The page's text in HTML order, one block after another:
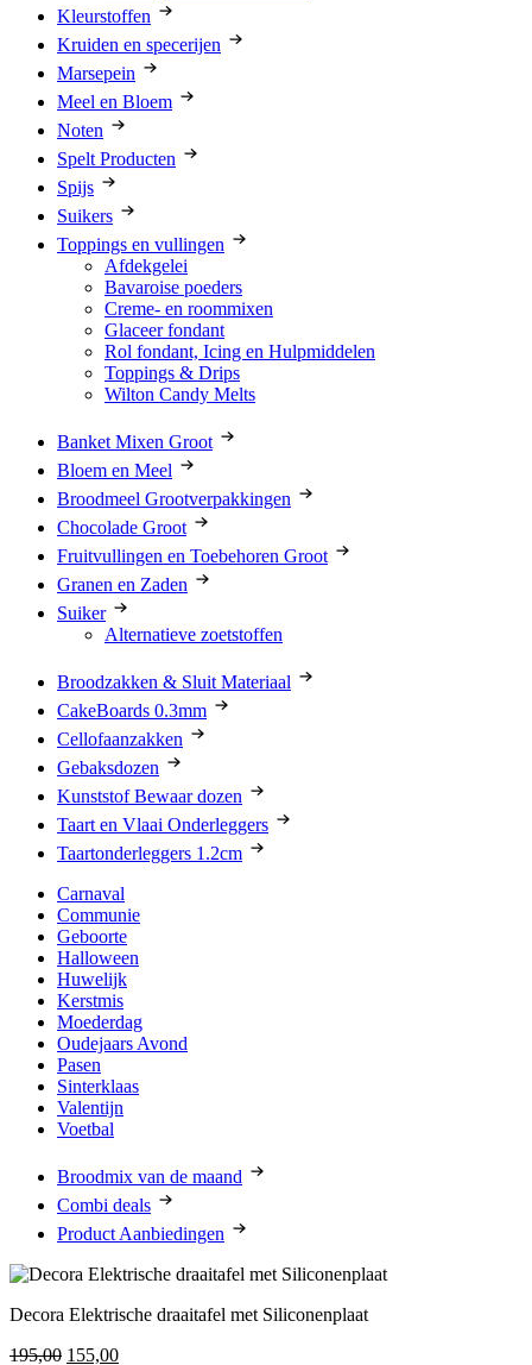
Kleurstoffen
Kruiden en specerijen
Marsepein
Meel en Bloem
Noten
Spelt Producten
Spijs
Suikers
Toppings en vullingen
Afdekgelei
Bavaroise poeders
Creme- en roommixen
Glaceer fondant
Rol fondant, Icing en Hulpmiddelen
Toppings & Drips
Wilton Candy Melts
Banket Mixen Groot
Bloem en Meel
Broodmeel Grootverpakkingen
Chocolade Groot
Fruitvullingen en Toebehoren Groot
Granen en Zaden
Suiker
Alternatieve zoetstoffen
Broodzakken & Sluit Materiaal
CakeBoards 0.3mm
Cellofaanzakken
Gebaksdozen
Kunststof Bewaar dozen
Taart en Vlaai Onderleggers
Taartonderleggers 1.2cm
Carnaval
Communie
Geboorte
Halloween
Huwelijk
Kerstmis
Moederdag
Oudejaars Avond
Pasen
Sinterklaas
Valentijn
Voetbal
Broodmix van de maand
Combi deals
Product Aanbiedingen
Decora Elektrische draaitafel met Siliconenplaat
195,00 Oorspronkelijke
155,00Huidige